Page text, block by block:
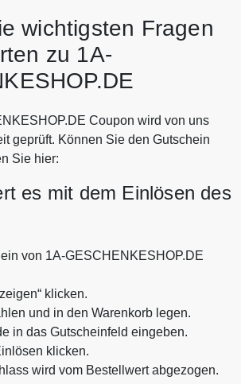
wichtigsten Fragen
zu 1A-
Coupon wird von uns
geprüft. Können Sie den Gutschein
Sie hier:
es mit dem Einlösen des
von 1A-GESCHENKESHOP.DE
klicken.
und in den Warenkorb legen.
in das Gutscheinfeld eingeben.
klicken.
wird vom Bestellwert abgezogen.